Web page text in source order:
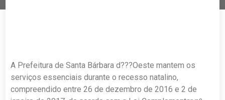
A Prefeitura de Santa Bárbara d???Oeste mantem os
serviços essenciais durante o recesso natalino,
compreendido entre 26 de dezembro de 2016 e 2 de